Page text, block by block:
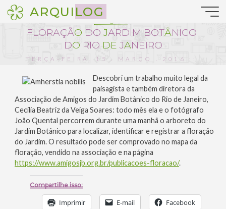
Pular
para
conteúdo
ARQUILOG
Paisagismo
FLORAÇÃO DO JARDIM BOTÂNICO
DO RIO DE JANEIRO
TERÇA-FEIRA, 15 . MARÇO . 2016 ::
Descobri um trabalho muito legal da
paisagista e também diretora da
Associação de Amigos do Jardim Botânico do Rio de Janeiro,
Cecília Beatriz da Veiga Soares: todo mês ela e o fotógrafo
João Quental percorrem durante uma manhã o arboreto do
Jardim Botânico para localizar, identificar e registrar a floração
do Jardim. O resultado pode ser comprovado no mapa da
floração, vendido na associação e na página
https://www.amigosjb.org.br/publicacoes-floracao/.
Compartilhe isso:
Imprimir E-mail Facebook